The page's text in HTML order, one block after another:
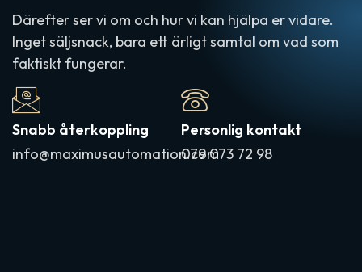
Därefter ser vi om och hur vi kan hjälpa er vidare.
Inget säljsnack, bara ett ärligt samtal om vad som
faktiskt fungerar.
Snabb återkoppling
info@maximusautomation.com
Personlig kontakt
079 073 72 98